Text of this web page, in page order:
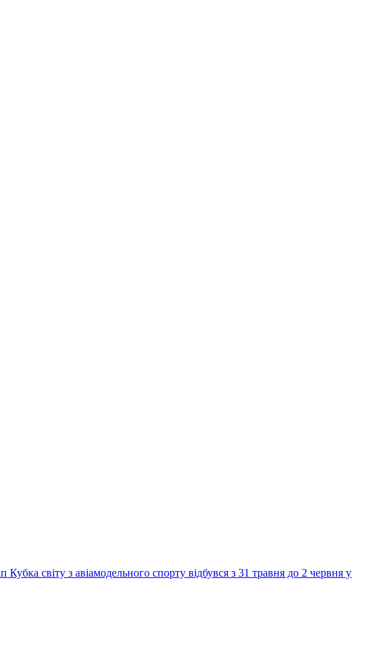
світу з авіамодельного спорту відбувся з 31 травня до 2 червня у